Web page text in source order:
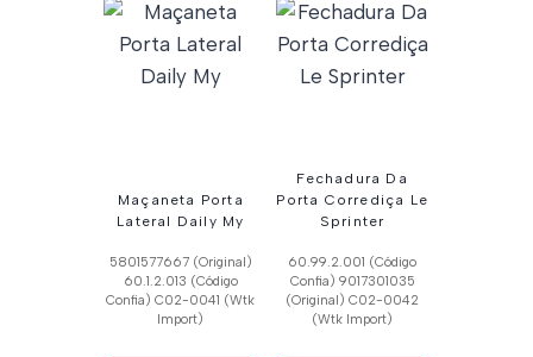
Maçaneta Porta
Lateral Daily My
5801577667 (Original)
60.1.2.013 (Código
Confia) C02-0041 (Wtk
Import)
Fechadura Da
Porta Corrediça Le
Sprinter
60.99.2.001 (Código
Confia) 9017301035
(Original) C02-0042
(Wtk Import)